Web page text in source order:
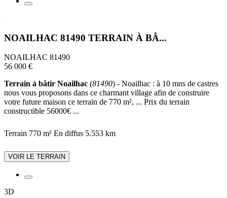
NOAILHAC 81490 TERRAIN À BÂ...
NOAILHAC 81490
56 000 €
Terrain à bâtir Noailhac (81490) - Noailhac : à 10 mns de castres
nous vous proposons dans ce charmant village afin de construire
votre future maison ce terrain de 770 m², ... Prix du terrain
constructible 56000€ ...
Terrain 770 m² En diffus 5.553 km
VOIR LE TERRAIN
3D